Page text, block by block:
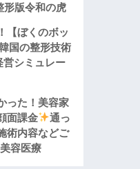
形版令和の虎
【ぼくのボッ
国の整形技術
営シミュレー
った！美容家
面課金
通っ
術内容などご
容医療